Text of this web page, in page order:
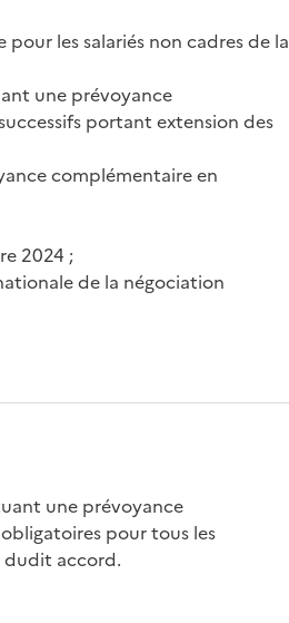
les salariés non cadres de la
une prévoyance
portant extension des
complémentaire en
2024 ;
de la négociation
une prévoyance
pour tous les
dudit accord.